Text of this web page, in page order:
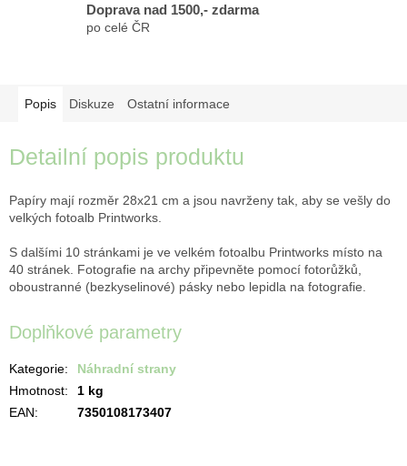
Doprava nad 1500,- zdarma
po celé ČR
Popis Diskuze Ostatní informace
Detailní popis produktu
Papíry mají rozměr 28x21 cm a jsou navrženy tak, aby se vešly do
velkých fotoalb Printworks.
S dalšími 10 stránkami je ve velkém fotoalbu Printworks místo na
40 stránek. Fotografie na archy připevněte pomocí fotorůžků,
oboustranné (bezkyselinové) pásky nebo lepidla na fotografie.
Doplňkové parametry
Kategorie:
Náhradní strany
Hmotnost:
1 kg
EAN: 7350108173407